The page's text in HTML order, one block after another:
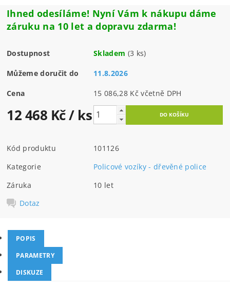
Ihned odesíláme! Nyní Vám k nákupu dáme
záruku na 10 let a dopravu zdarma!
Dostupnost Skladem (3 ks)
Můžeme doručit do 11.8.2026
Cena 15 086,28 Kč včetně DPH
12 468 Kč/ ks
Kód produktu
101126
Kategorie
Policové vozíky - dřevěné police
Záruka
10 let
Dotaz
POPIS
PARAMETRY
DISKUZE